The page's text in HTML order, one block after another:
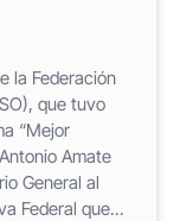
la Federación
que tuvo
“Mejor
Amate
General al
Federal que...